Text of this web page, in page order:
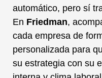
automático, pero sí
En Friedman,
cada empresa de
personalizada para
su estrategia con su